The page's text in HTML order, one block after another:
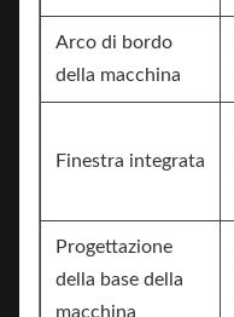
Arco di bordo
della macchina
Finestra integrata
Progettazione
della base della
macchina